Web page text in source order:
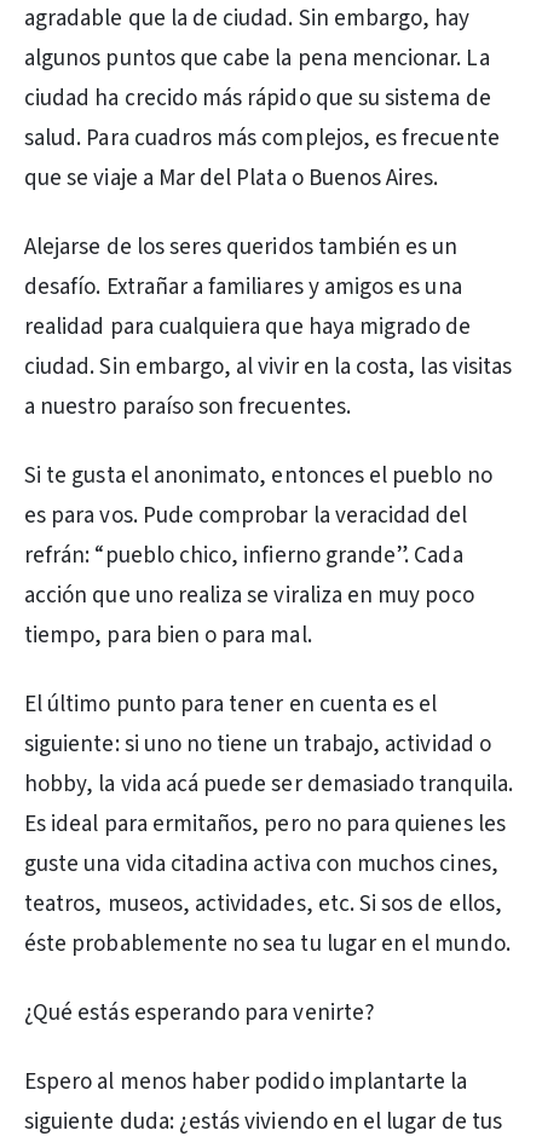
agradable que la de ciudad. Sin embargo, hay
algunos puntos que cabe la pena mencionar. La
ciudad ha crecido más rápido que su sistema de
salud. Para cuadros más complejos, es frecuente
que se viaje a Mar del Plata o Buenos Aires.
Alejarse de los seres queridos también es un
desafío. Extrañar a familiares y amigos es una
realidad para cualquiera que haya migrado de
ciudad. Sin embargo, al vivir en la costa, las visitas
a nuestro paraíso son frecuentes.
Si te gusta el anonimato, entonces el pueblo no
es para vos. Pude comprobar la veracidad del
refrán: “pueblo chico, infierno grande”. Cada
acción que uno realiza se viraliza en muy poco
tiempo, para bien o para mal.
El último punto para tener en cuenta es el
siguiente: si uno no tiene un trabajo, actividad o
hobby, la vida acá puede ser demasiado tranquila.
Es ideal para ermitaños, pero no para quienes les
guste una vida citadina activa con muchos cines,
teatros, museos, actividades, etc. Si sos de ellos,
éste probablemente no sea tu lugar en el mundo.
¿Qué estás esperando para venirte?
Espero al menos haber podido implantarte la
siguiente duda: ¿estás viviendo en el lugar de tus